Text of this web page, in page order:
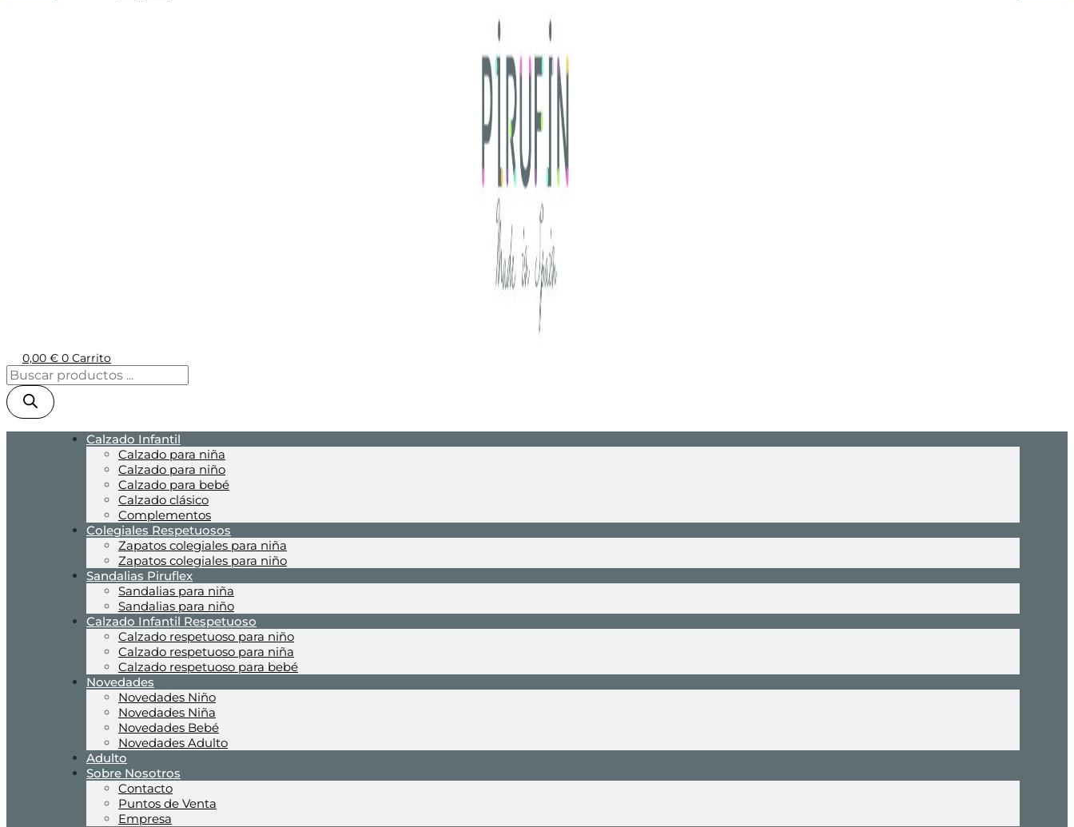
0,00 € 0 Carrito
Calzado Infantil
Calzado para niña
Calzado para niño
Calzado para bebé
Calzado clásico
Complementos
Colegiales Respetuosos
Zapatos colegiales para niña
Zapatos colegiales para niño
Sandalias Piruflex
Sandalias para niña
Sandalias para niño
Calzado Infantil Respetuoso
Calzado respetuoso para niño
Calzado respetuoso para niña
Calzado respetuoso para bebé
Novedades
Novedades Niño
Novedades Niña
Novedades Bebé
Novedades Adulto
Adulto
Sobre Nosotros
Contacto
Puntos de Venta
Empresa